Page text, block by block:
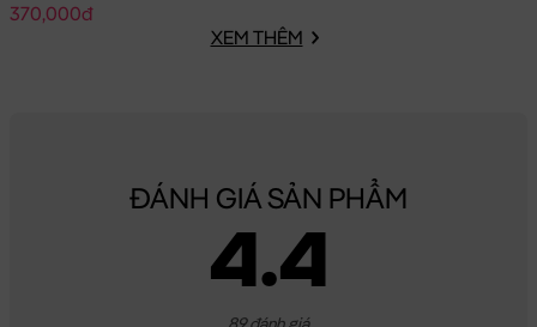
370,000đ
XEM THÊM
ĐÁNH GIÁ SẢN PHẨM
4.4